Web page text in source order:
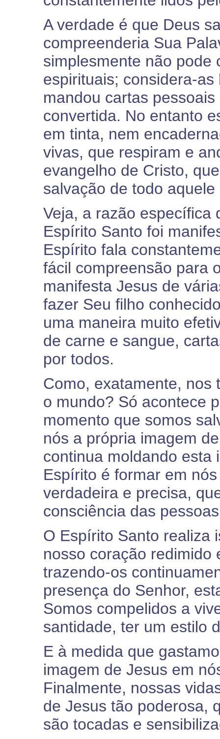
A verdade é que Deus
compreenderia Sua
simplesmente não pode
espirituais; considera-
mandou cartas
convertida. No entanto
em tinta, nem
vivas, que respiram e
evangelho de Cristo,
salvação de todo
Veja, a razão específica
Espírito Santo foi
Espírito fala
fácil compreensão para
manifesta Jesus de
fazer Seu filho
uma maneira muito
de carne e sangue,
por todos.
Como, exatamente, nos
o mundo? Só acontece
momento que somos
nós a própria imagem
continua moldando esta
Espírito é formar em
verdadeira e precisa,
consciência das
O Espírito Santo realiza
nosso coração redimido
trazendo-os
presença do Senhor,
Somos compelidos a
santidade, ter um estilo
E à medida que
imagem de Jesus em
Finalmente, nossas
de Jesus tão poderosa,
são tocadas e